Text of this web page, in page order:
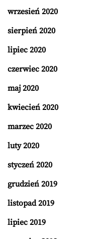
wrzesień 2020
sierpień 2020
lipiec 2020
czerwiec 2020
maj 2020
kwiecień 2020
marzec 2020
luty 2020
styczeń 2020
grudzień 2019
listopad 2019
lipiec 2019